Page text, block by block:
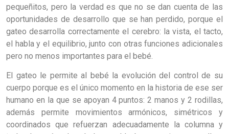
pequeñitos, pero la verdad es que no se dan cuenta de las
oportunidades de desarrollo que se han perdido, porque el
gateo desarrolla correctamente el cerebro: la vista, el tacto,
el habla y el equilibrio, junto con otras funciones adicionales
pero no menos importantes para el bebé.
El gateo le permite al bebé la evolución del control de su
cuerpo porque es el único momento en la historia de ese ser
humano en la que se apoyan 4 puntos: 2 manos y 2 rodillas,
además permite movimientos armónicos, simétricos y
coordinados que refuerzan adecuadamente la columna y